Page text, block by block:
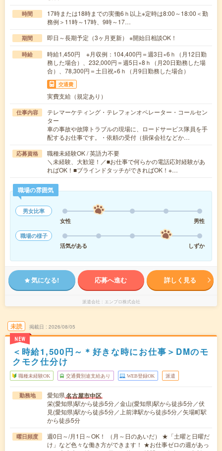
時間
17時または18時までの実働6ｈ以上※定時は8:00～18:00＜勤
務例＞11時～17時、9時～17…
期間 即日～長期予定（3ヶ月更新） ※開始日相談OK！
時給
時給1,450円 ※月収例：104,400円＝週3日×6ｈ（月12日勤
務した場合）、232,000円＝週5日×8ｈ（月20日勤務した場
合）、78,300円＝土日祝×6ｈ（月9日勤務した場合）
交通費
実費支給（規定あり）
仕事内容
テレマーケティング・テレフォンオペレーター・コールセン
ター
車の事故や故障トラブルの現場に、ロードサービス隊員を手
配するお仕事です。・依頼の受付（損保会社などか…
応募資格
職種未経験OK / 英語力不要
＼未経験、大歓迎！／■お仕事で何らかの電話応対経験があ
ればOK！■ブラインドタッチができればOK！※…
職場の雰囲気
男女比率
女性
男性
職場の様子
活気がある
しずか
気になる! 応募へ進む 詳しく見る
派遣会社 エンプロ株式会社
未読
NEW
掲載日 2026/08/05
＜時給1,500円～＊好きな時にお仕事＞DMのモ
クモク仕分け
職種未経験OK 交通費別途支給あり WEB登録OK 派遣
勤務地 愛知県名古屋市中区
栄(愛知県)駅から徒歩5分／金山(愛知県)駅から徒歩5分／伏
見(愛知県)駅から徒歩5分／上前津駅から徒歩5分／矢場町駅
から徒歩5分
曜日頻度
週0日～/月1日～OK！ （月～日のあいだ） ★「土曜と日曜だ
け」など色々な働き方ができます！ ★お仕事ゼロの週があっ